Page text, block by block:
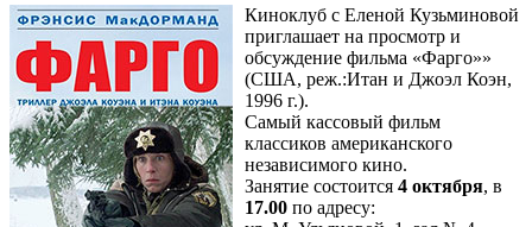
Киноклуб с Еленой Кузьминовой
приглашает на просмотр и
обсуждение фильма «Фарго»»
(США, реж.:Итан и Джоэл Коэн,
1996 г.).
Самый кассовый фильм
классиков американского
независимого кино.
Занятие состоится 4 октября, в
17.00 по адресу: